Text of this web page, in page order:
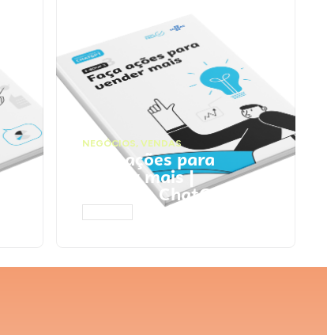
NEGÓCIOS, VENDAS
Faça ações para
vender mais |
Prompts ChatGPT